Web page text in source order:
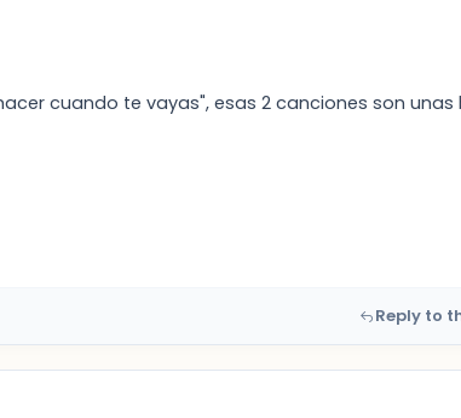
cuando te vayas", esas 2 canciones son
Reply to